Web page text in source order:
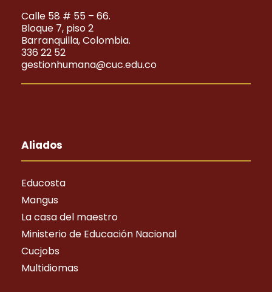
Calle 58 # 55 – 66.
Bloque 7, piso 2
Barranquilla, Colombia.
336 22 52
gestionhumana@cuc.edu.co
Aliados
Educosta
Mangus
La casa del maestro
Ministerio de Educación Nacional
Cucjobs
Multidiomas